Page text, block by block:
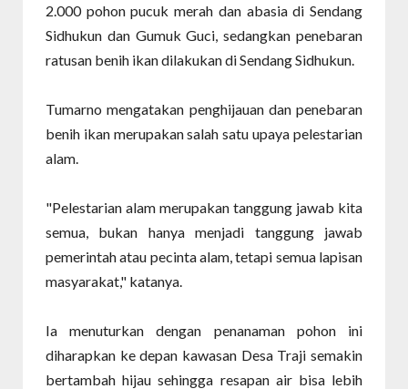
2.000 pohon pucuk merah dan abasia di Sendang
Sidhukun dan Gumuk Guci, sedangkan penebaran
ratusan benih ikan dilakukan di Sendang Sidhukun.
Tumarno mengatakan penghijauan dan penebaran
benih ikan merupakan salah satu upaya pelestarian
alam.
"Pelestarian alam merupakan tanggung jawab kita
semua, bukan hanya menjadi tanggung jawab
pemerintah atau pecinta alam, tetapi semua lapisan
masyarakat," katanya.
Ia menuturkan dengan penanaman pohon ini
diharapkan ke depan kawasan Desa Traji semakin
bertambah hijau sehingga resapan air bisa lebih